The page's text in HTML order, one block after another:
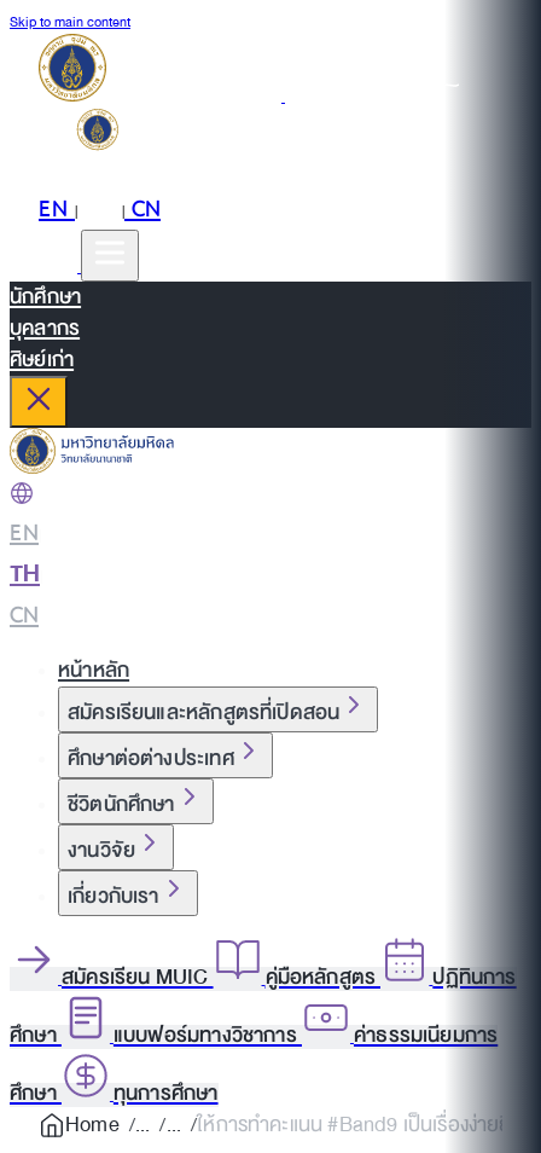
Skip to main content
EN| |CN
นักศึกษา
บุคลากร
ศิษย์เก่า
EN
TH
CN
หน้าหลัก
สมัครเรียนและหลักสูตรที่เปิดสอน
ศึกษาต่อต่างประเทศ
ชีวิตนักศึกษา
งานวิจัย
เกี่ยวกับเรา
สมัครเรียน MUIC คู่มือหลักสูตร
ปฏิทินการ
ศึกษา
แบบฟอร์มทางวิชาการ
ค่าธรรมเนียมการ
ศึกษา
ทุนการศึกษา
Home
ให้การทำคะแนน #Band9 เป็นเรื่องง่ายยิ่งขึ้